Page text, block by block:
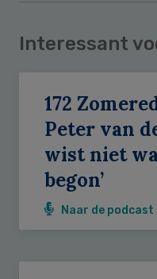
Interessant
172
Peter van
wist niet
begon’
Naar de podcast